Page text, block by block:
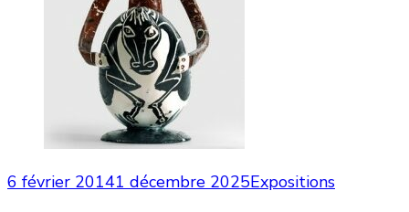
6 février 20141 décembre 2025Expositions